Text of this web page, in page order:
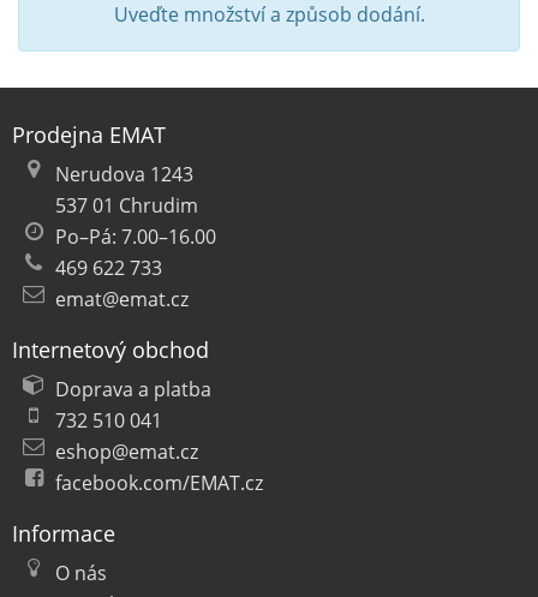
Uveďte množství a způsob dodání.
Prodejna EMAT
Nerudova 1243
537 01 Chrudim
Po–Pá: 7.00–16.00
469 622 733
emat@emat.cz
Internetový obchod
Doprava a platba
732 510 041
eshop@emat.cz
facebook.com/EMAT.cz
Informace
O nás